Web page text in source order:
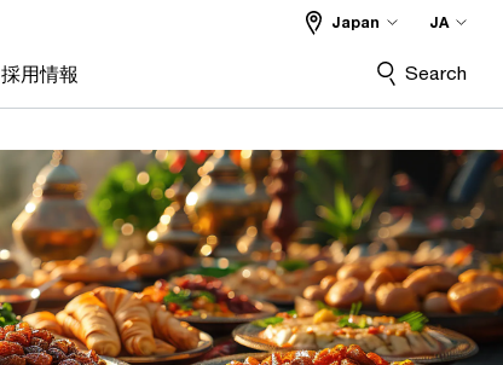
採用情報
Japan JA
Search